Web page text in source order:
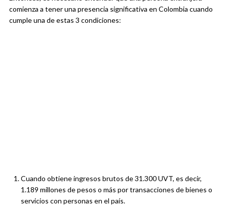
comienza a tener una presencia significativa en Colombia cuando
cumple una de estas 3 condiciones:
Cuando obtiene ingresos brutos de 31.300 UVT, es decir,
1.189 millones de pesos o más por transacciones de bienes o
servicios con personas en el país.